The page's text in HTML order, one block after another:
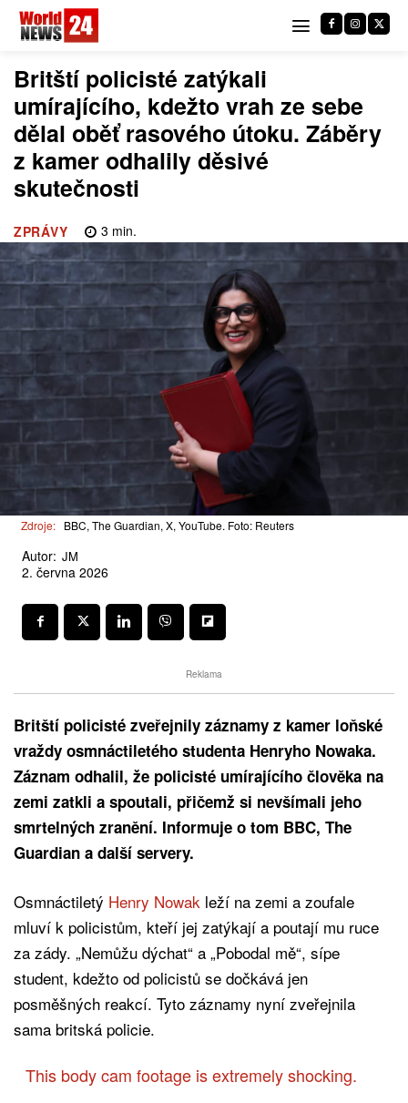
Britští policisté zatýkali
umírajícího, kdežto vrah ze sebe
dělal oběť rasového útoku. Záběry
z kamer odhalily děsivé
skutečnosti
ZPRÁVY 3 min.
Zdroje: BBC, The Guardian, X, YouTube. Foto: Reuters
Autor: JM
2. června 2026
Reklama
Britští policisté zveřejnily záznamy z kamer loňské
vraždy osmnáctiletého studenta Henryho Nowaka.
Záznam odhalil, že policisté umírajícího člověka na
zemi zatkli a spoutali, přičemž si nevšímali jeho
smrtelných zranění. Informuje o tom BBC, The
Guardian a další servery.
Osmnáctiletý Henry Nowak leží na zemi a zoufale
mluví k policistům, kteří jej zatýkají a poutají mu ruce
za zády. „Nemůžu dýchat“ a „Pobodal mě“, sípe
student, kdežto od policistů se dočkává jen
posměšných reakcí. Tyto záznamy nyní zveřejnila
sama britská policie.
This body cam footage is extremely shocking.